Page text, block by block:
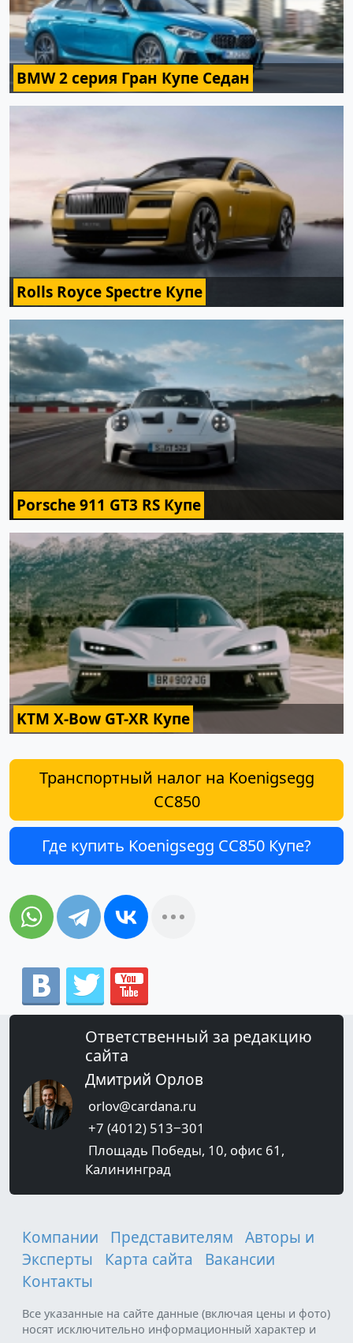
BMW 2 серия Гран Купе Седан
Rolls Royce Spectre Купе
Porsche 911 GT3 RS Купе
KTM X-Bow GT-XR Купе
Транспортный налог на Koenigsegg
CC850
Где купить Koenigsegg CC850 Купе?
Ответственный за редакцию
сайта
Дмитрий Орлов
orlov@cardana.ru
+7 (4012) 513‒301
Площадь Победы, 10, офис 61,
Калининград
Компании Представителям
Авторы и
Эксперты
Карта сайта
Вакансии
Контакты
Все указанные на сайте данные (включая цены и фото)
носят исключительно информационный характер и